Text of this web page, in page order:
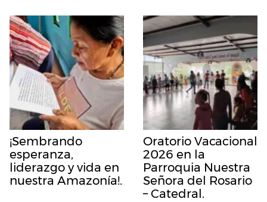
¡Sembrando
esperanza,
liderazgo y vida en
nuestra Amazonía!.
Oratorio Vacacional
2026 en la
Parroquia Nuestra
Señora del Rosario
– Catedral.